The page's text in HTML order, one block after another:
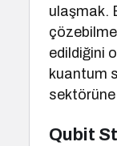
ulaşmak.
edildiğini
kuantum
sektörüne
Qubit